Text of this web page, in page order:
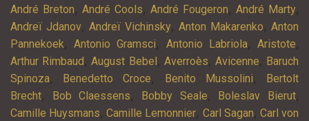
André Breton, André Cools, André Fougeron, André Marty,
Andreï Jdanov, Andreï Vichinsky, Anton Makarenko, Anton
Pannekoek,Antonio Gramsci, Antonio Labriola,Aristote,
Arthur Rimbaud ,August Bebel , Averroès, Avicenne, Baruch
Spinoza, Benedetto Croce, Benito Mussolini,
Bertolt
Brecht, Bob Claessens, Bobby Seale, Boleslav Bierut,
Camille Huysmans,Camille Lemonnier, Carl Sagan, Carl von